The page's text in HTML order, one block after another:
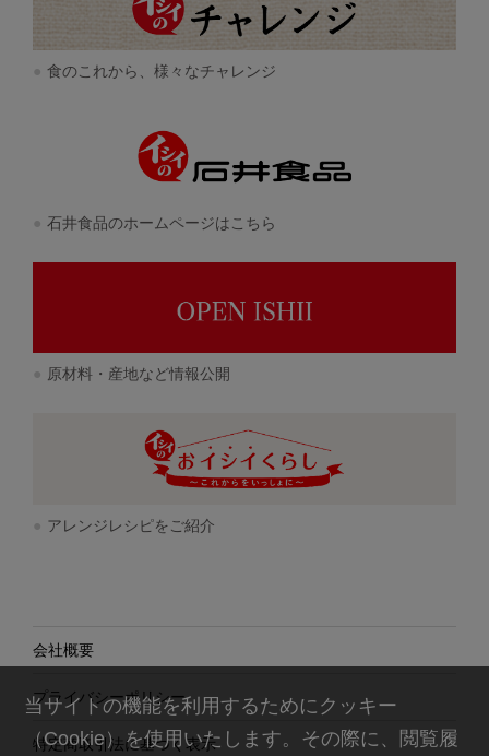
食のこれから、様々なチャレンジ
石井食品のホームページはこちら
原材料・産地など情報公開
アレンジレシピをご紹介
会社概要
プライバシーポリシー
特定商取引法に基づく表示
当サイトの機能を利用するためにクッキー
（Cookie）を使用いたします。その際に、閲覧履